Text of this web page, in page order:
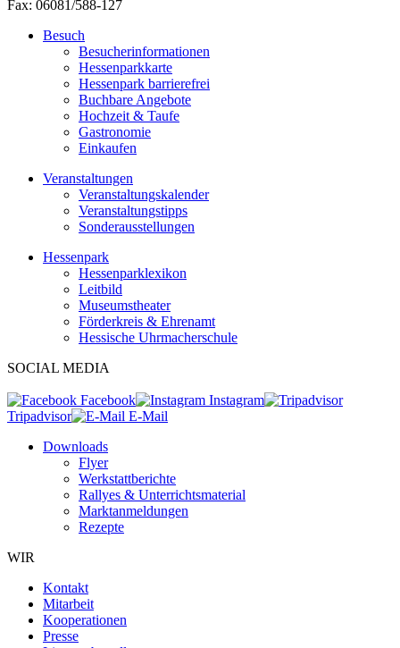
Fax: 06081/588-127
Besuch
Besucherinformationen
Hessenparkkarte
Hessenpark barrierefrei
Buchbare Angebote
Hochzeit & Taufe
Gastronomie
Einkaufen
Veranstaltungen
Veranstaltungskalender
Veranstaltungstipps
Sonderausstellungen
Hessenpark
Hessenparklexikon
Leitbild
Museumstheater
Förderkreis & Ehrenamt
Hessische Uhrmacherschule
SOCIAL MEDIA
Facebook
Instagram
Tripadvisor
E-Mail
Downloads
Flyer
Werkstattberichte
Rallyes & Unterrichtsmaterial
Marktanmeldungen
Rezepte
WIR
Kontakt
Mitarbeit
Kooperationen
Presse